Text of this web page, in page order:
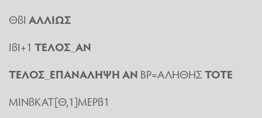
ΘßΙ ΑΛΛΙΩΣ
ΙßΙ+1 ΤΕΛΟΣ_ΑΝ
ΤΕΛΟΣ_ΕΠΑΝΑΛΗΨΗ ΑΝ ΒΡ=ΑΛΗΘΗΣΤΟΤΕ
ΜΙΝßΚΑΤ[Θ,1]ΜΕΡß1